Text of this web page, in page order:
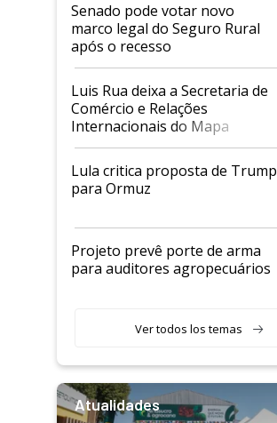
Senado pode votar novo
marco legal do Seguro Rural
após o recesso
Luis Rua deixa a Secretaria de
Comércio e Relações
Internacionais do Mapa
Lula critica proposta de Trump
para Ormuz
Projeto prevê porte de arma
para auditores agropecuários
Ver todos los temas
Atualidades